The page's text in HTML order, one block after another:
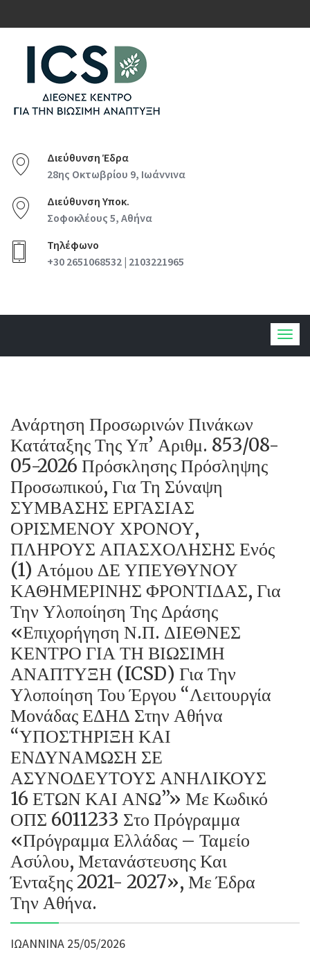
Διεύθυνση Έδρα
28ης Οκτωβρίου 9, Ιωάννινα
Διεύθυνση Υποκ.
Σοφοκλέους 5, Αθήνα
Τηλέφωνο
+30 2651068532 | 2103221965
Ανάρτηση Προσωρινών Πινάκων
Κατάταξης Της Υπ’ Αριθμ. 853/08-
05-2026 Πρόσκλησης Πρόσληψης
Προσωπικού, Για Τη Σύναψη
ΣΥΜΒΑΣΗΣ ΕΡΓΑΣΙΑΣ
ΟΡΙΣΜΕΝΟΥ ΧΡΟΝΟΥ,
ΠΛΗΡΟΥΣ ΑΠΑΣΧΟΛΗΣΗΣ Ενός
(1) Ατόμου ΔΕ ΥΠΕΥΘΥΝΟΥ
ΚΑΘΗΜΕΡΙΝΗΣ ΦΡΟΝΤΙΔΑΣ, Για
Την Υλοποίηση Της Δράσης
«Επιχορήγηση Ν.Π. ΔΙΕΘΝΕΣ
ΚΕΝΤΡΟ ΓΙΑ ΤΗ ΒΙΩΣΙΜΗ
ΑΝΑΠΤΥΞΗ (ICSD) Για Την
Υλοποίηση Του Έργου “Λειτουργία
Μονάδας ΕΔΗΔ Στην Αθήνα
“ΥΠΟΣΤΗΡΙΞΗ ΚΑΙ
ΕΝΔΥΝΑΜΩΣΗ ΣΕ
ΑΣΥΝΟΔΕΥΤΟΥΣ ΑΝΗΛΙΚΟΥΣ
16 ΕΤΩΝ ΚΑΙ ΑΝΩ”» Με Κωδικό
ΟΠΣ 6011233 Στο Πρόγραμμα
«Πρόγραμμα Ελλάδας – Ταμείο
Ασύλου, Μετανάστευσης Και
Ένταξης 2021- 2027», Με Έδρα
Την Αθήνα.
ΙΩΑΝΝΙΝΑ 25/05/2026